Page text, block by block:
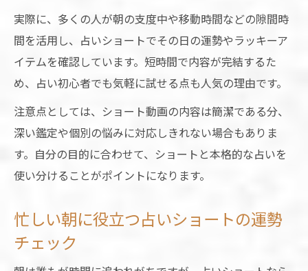
実際に、多くの人が朝の支度中や移動時間などの隙間時
間を活用し、占いショートでその日の運勢やラッキーア
イテムを確認しています。短時間で内容が完結するた
め、占い初心者でも気軽に試せる点も人気の理由です。
注意点としては、ショート動画の内容は簡潔である分、
深い鑑定や個別の悩みに対応しきれない場合もありま
す。自分の目的に合わせて、ショートと本格的な占いを
使い分けることがポイントになります。
忙しい朝に役立つ占いショートの運勢
チェック